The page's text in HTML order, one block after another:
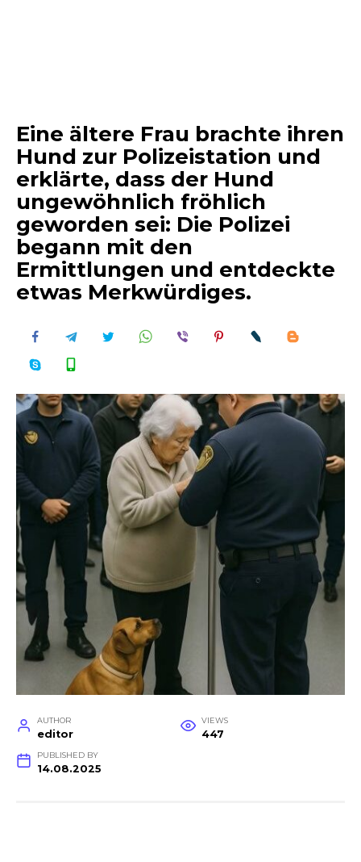
Eine ältere Frau brachte ihren
Hund zur Polizeistation und
erklärte, dass der Hund
ungewöhnlich fröhlich
geworden sei: Die Polizei
begann mit den
Ermittlungen und entdeckte
etwas Merkwürdiges.
AUTHOR
editor
VIEWS
447
PUBLISHED BY
14.08.2025